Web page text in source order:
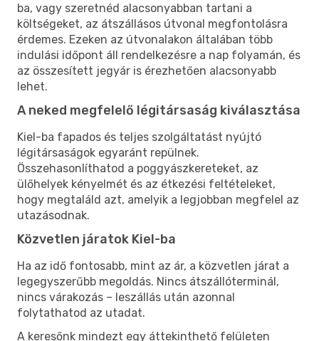
ba, vagy szeretnéd alacsonyabban tartani a
költségeket, az átszállásos útvonal megfontolásra
érdemes. Ezeken az útvonalakon általában több
indulási időpont áll rendelkezésre a nap folyamán, és
az összesített jegyár is érezhetően alacsonyabb
lehet.
A neked megfelelő légitársaság kiválasztása
Kiel-ba fapados és teljes szolgáltatást nyújtó
légitársaságok egyaránt repülnek.
Összehasonlíthatod a poggyászkereteket, az
ülőhelyek kényelmét és az étkezési feltételeket,
hogy megtaláld azt, amelyik a legjobban megfelel az
utazásodnak.
Közvetlen járatok Kiel-ba
Ha az idő fontosabb, mint az ár, a közvetlen járat a
legegyszerűbb megoldás. Nincs átszállóterminál,
nincs várakozás – leszállás után azonnal
folytathatod az utadat.
A keresőnk mindezt egy áttekinthető felületen